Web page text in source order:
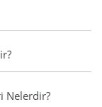
Nelerdir?